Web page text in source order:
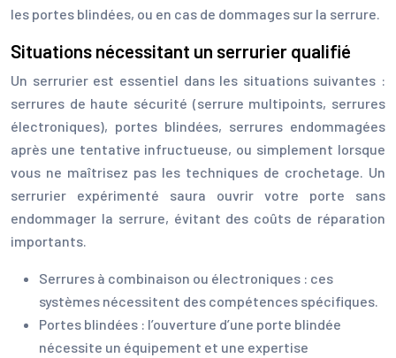
les portes blindées, ou en cas de dommages sur la serrure.
Situations nécessitant un serrurier qualifié
Un serrurier est essentiel dans les situations suivantes :
serrures de haute sécurité (serrure multipoints, serrures
électroniques), portes blindées, serrures endommagées
après une tentative infructueuse, ou simplement lorsque
vous ne maîtrisez pas les techniques de crochetage. Un
serrurier expérimenté saura ouvrir votre porte sans
endommager la serrure, évitant des coûts de réparation
importants.
Serrures à combinaison ou électroniques : ces
systèmes nécessitent des compétences spécifiques.
Portes blindées : l’ouverture d’une porte blindée
nécessite un équipement et une expertise